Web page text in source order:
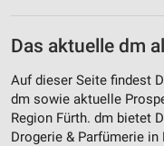
Das aktuelle dm
Auf dieser Seite findest
dm sowie aktuelle
Region Fürth. dm bietet
Drogerie & Parfümerie in